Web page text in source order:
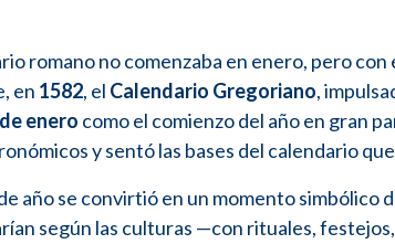
romano no comenzaba en enero, pero
en 1582, el Calendario Gregoriano,
de enero como el comienzo del año en gran
y sentó las bases del calendario
año se convirtió en un momento simbólico
según las culturas —con rituales,